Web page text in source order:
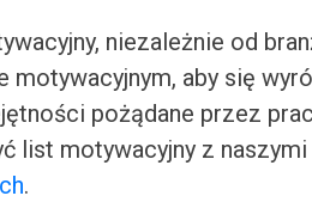
niezależnie od
motywacyjnym, aby się
pożądane przez
list motywacyjny z
.